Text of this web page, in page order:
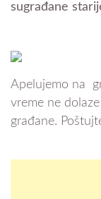
sugrađane
Apelujemo na
vreme ne
građane.